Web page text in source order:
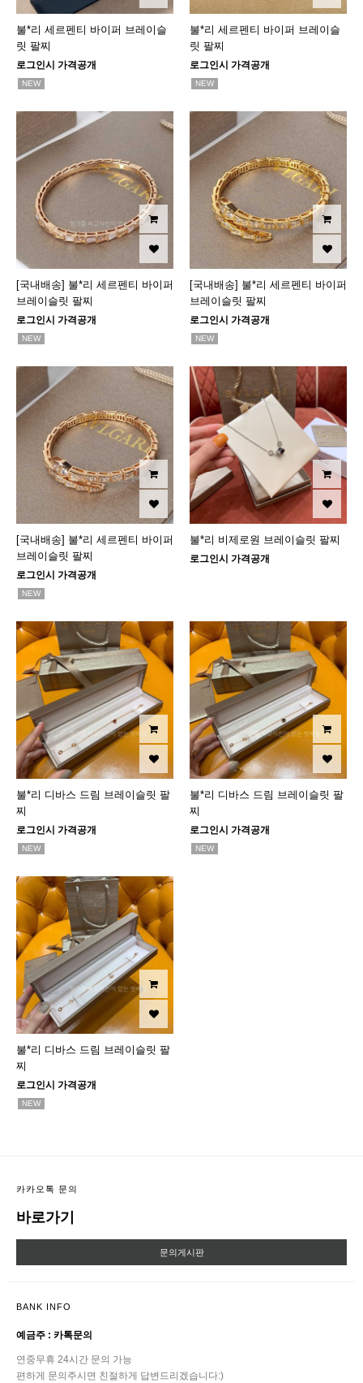
불*리 세르펜티 바이퍼 브레이슬
릿 팔찌
로그인시 가격공개
NEW
불*리 세르펜티 바이퍼 브레이슬
릿 팔찌
로그인시 가격공개
NEW
[국내배송] 불*리 세르펜티 바이퍼
브레이슬릿 팔찌
로그인시 가격공개
NEW
[국내배송] 불*리 세르펜티 바이퍼
브레이슬릿 팔찌
로그인시 가격공개
NEW
[국내배송] 불*리 세르펜티 바이퍼
브레이슬릿 팔찌
로그인시 가격공개
NEW
불*리 비제로원 브레이슬릿 팔찌
로그인시 가격공개
불*리 디바스 드림 브레이슬릿 팔
찌
로그인시 가격공개
NEW
불*리 디바스 드림 브레이슬릿 팔
찌
로그인시 가격공개
NEW
불*리 디바스 드림 브레이슬릿 팔
찌
로그인시 가격공개
NEW
카카오톡 문의
바로가기
문의게시판
BANK INFO
예금주 : 카톡문의
연중무휴 24시간 문의 가능
편하게 문의주시면 친절하게 답변드리겠습니다:)